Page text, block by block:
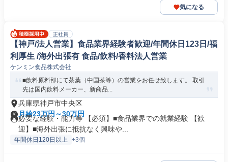
気になる
正社員
【神戸/法人営業】食品業界経験者歓迎/年間休日123日/福
利厚生 /海外出張有 食品/飲料/香料法人営業
ケンミン食品株式会社
■飲料原料部にて茶葉（中国茶等）の営業をお任せ致します。 取引
先は国内飲料メーカー、新商品...
兵庫県神戸市中央区
月給23万円～30万円
必要な経験・能力等 【必須】■食品業界での就業経験 【歓
迎】■海外出張に抵抗なく興味や...
年間休日120日以上 +3個